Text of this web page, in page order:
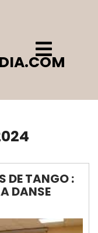
Open
Menu
DE TANGO :
DANSE